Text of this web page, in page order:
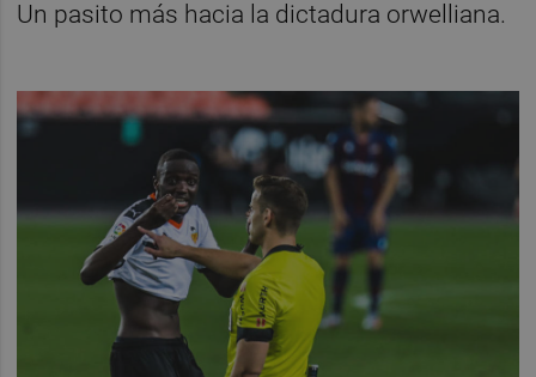
Un pasito más hacia la dictadura orwelliana.